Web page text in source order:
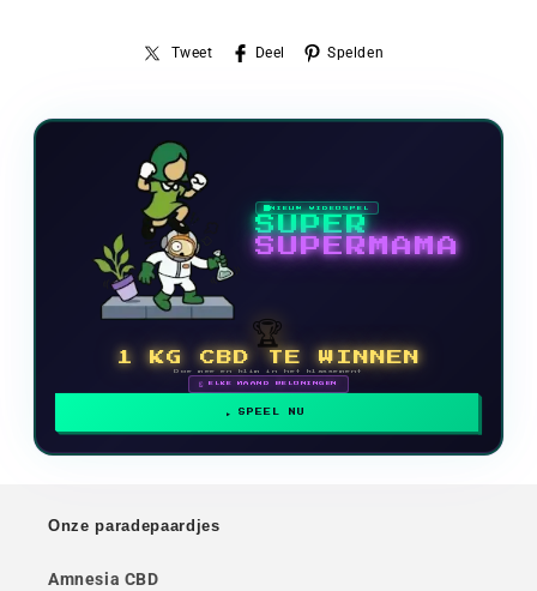
Tweet Deel Spelden
NIEUW VIDEOSPEL
SUPER
SUPERMAMA
🏆
1 KG CBD TE WINNEN
Doe mee en klim in het klassement
🗓 ELKE MAAND BELONINGEN
SPEEL NU
Onze paradepaardjes
Amnesia CBD